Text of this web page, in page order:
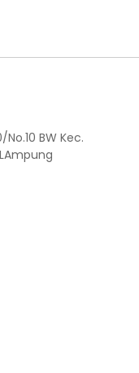
BW Kec.